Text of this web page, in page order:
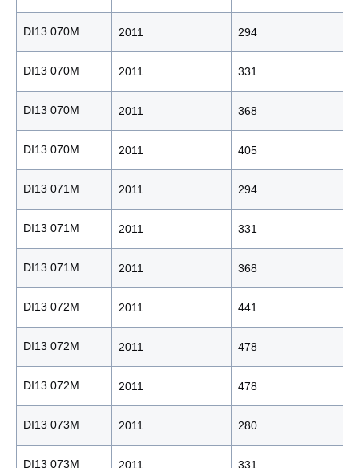
DI13 070M 2011 294
DI13 070M 2011 331
DI13 070M 2011 368
DI13 070M 2011 405
DI13 071M 2011 294
DI13 071M 2011 331
DI13 071M 2011 368
DI13 072M 2011 441
DI13 072M 2011 478
DI13 072M 2011 478
DI13 073M 2011 280
DI13 073M 2011 331